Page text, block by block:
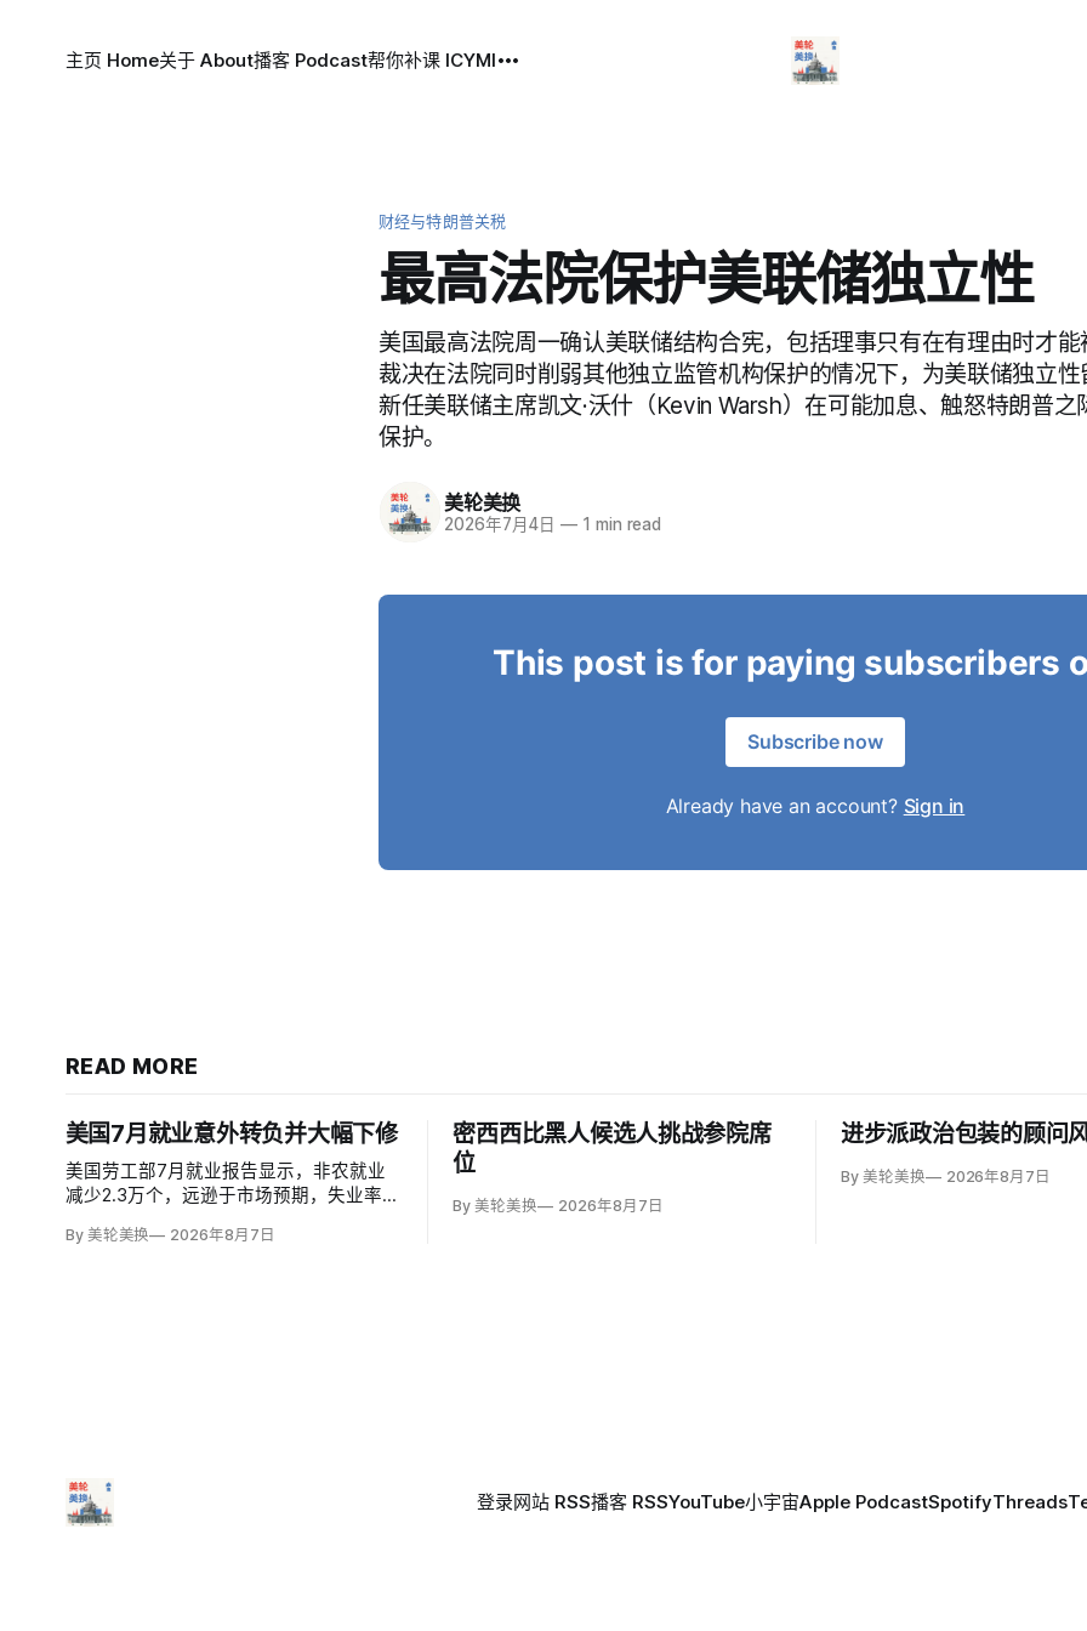
主页 Home关于 About播客 Podcast帮你补课 ICYMI
财经与特朗普关税
最高法院保护美联储独立性
美国最高法院周一确认美联储结构合宪，包括理事只有在有理由时才
裁决在法院同时削弱其他独立监管机构保护的情况下，为美联储独立
新任美联储主席凯文·沃什（Kevin Warsh）在可能加息、触怒特朗普之
保护。
美轮美换
2026年7月4日 — 1 min read
This post is for paying subscribers
Subscribe now
Already have an account? Sign in
READ MORE
美国7月就业意外转负并大幅下修
美国劳工部7月就业报告显示，非农就业
减少2.3万个，远逊于市场预期，失业率却
动力市场。劳动参与率降至61.4%，为五
By 美轮美换 2026年8月7日
密西西比黑人候选人挑战参院席
位
By 美轮美换 2026年8月7日
进步派政治包装的顾问
By 美轮美换 2026年8月7日
登录网站 RSS播客 RSSYouTube小宇宙Apple PodcastSpotifyThreads